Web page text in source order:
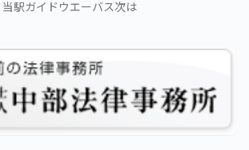
当駅ガイドウエーバス次は